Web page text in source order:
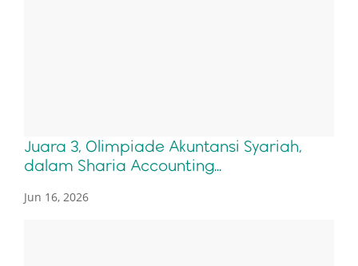
Juara 3, Olimpiade Akuntansi Syariah,
dalam Sharia Accounting...
Jun 16, 2026